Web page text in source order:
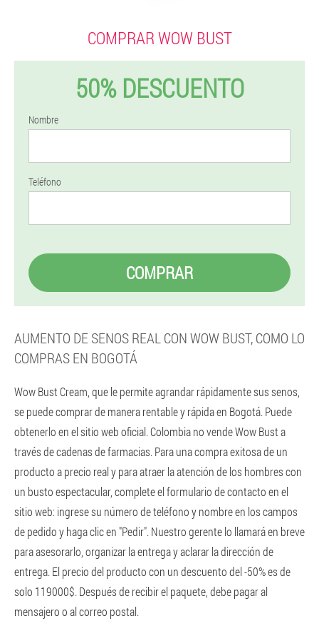
COMPRAR WOW BUST
50% DESCUENTO
Nombre
Teléfono
COMPRAR
AUMENTO DE SENOS REAL CON WOW BUST, COMO LO
COMPRAS EN BOGOTÁ
Wow Bust Cream, que le permite agrandar rápidamente sus senos,
se puede comprar de manera rentable y rápida en Bogotá. Puede
obtenerlo en el sitio web oficial. Colombia no vende Wow Bust a
través de cadenas de farmacias. Para una compra exitosa de un
producto a precio real y para atraer la atención de los hombres con
un busto espectacular, complete el formulario de contacto en el
sitio web: ingrese su número de teléfono y nombre en los campos
de pedido y haga clic en "Pedir". Nuestro gerente lo llamará en breve
para asesorarlo, organizar la entrega y aclarar la dirección de
entrega. El precio del producto con un descuento del -50% es de
solo 119000$. Después de recibir el paquete, debe pagar al
mensajero o al correo postal.